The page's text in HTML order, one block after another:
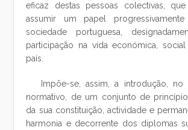
eficaz destas pessoas colectivas,
assumir um papel
sociedade portuguesa,
participação na vida económica,
país.
Impõe-se, assim, a introdução, no
normativo, de um conjunto de
da sua constituição, actividade e
harmonia e decorrente dos diplomas